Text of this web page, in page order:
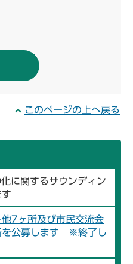
このページの上へ戻る
に関するサウンディン
7ヶ所及び市民交流会
を公募します ※終了し